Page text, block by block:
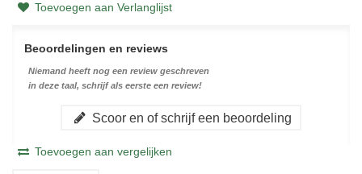
Toevoegen aan Verlanglijst
Beoordelingen en reviews
Niemand heeft nog een review geschreven
in deze taal, schrijf als eerste een review!
Scoor en of schrijf een beoordeling
Toevoegen aan vergelijken